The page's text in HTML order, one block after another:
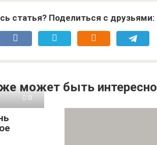
статья? Поделиться с друзьями:
может быть интересно
0